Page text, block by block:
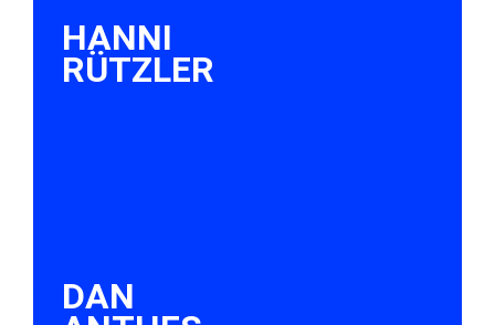
HANNI
RÜTZLER
DAN